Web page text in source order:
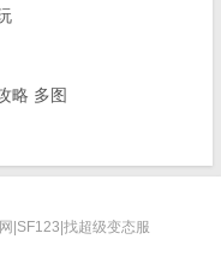
略 多图
|SF123|找超级变态服